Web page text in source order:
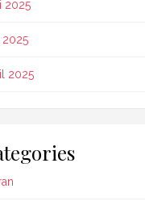
2025
2025
2025